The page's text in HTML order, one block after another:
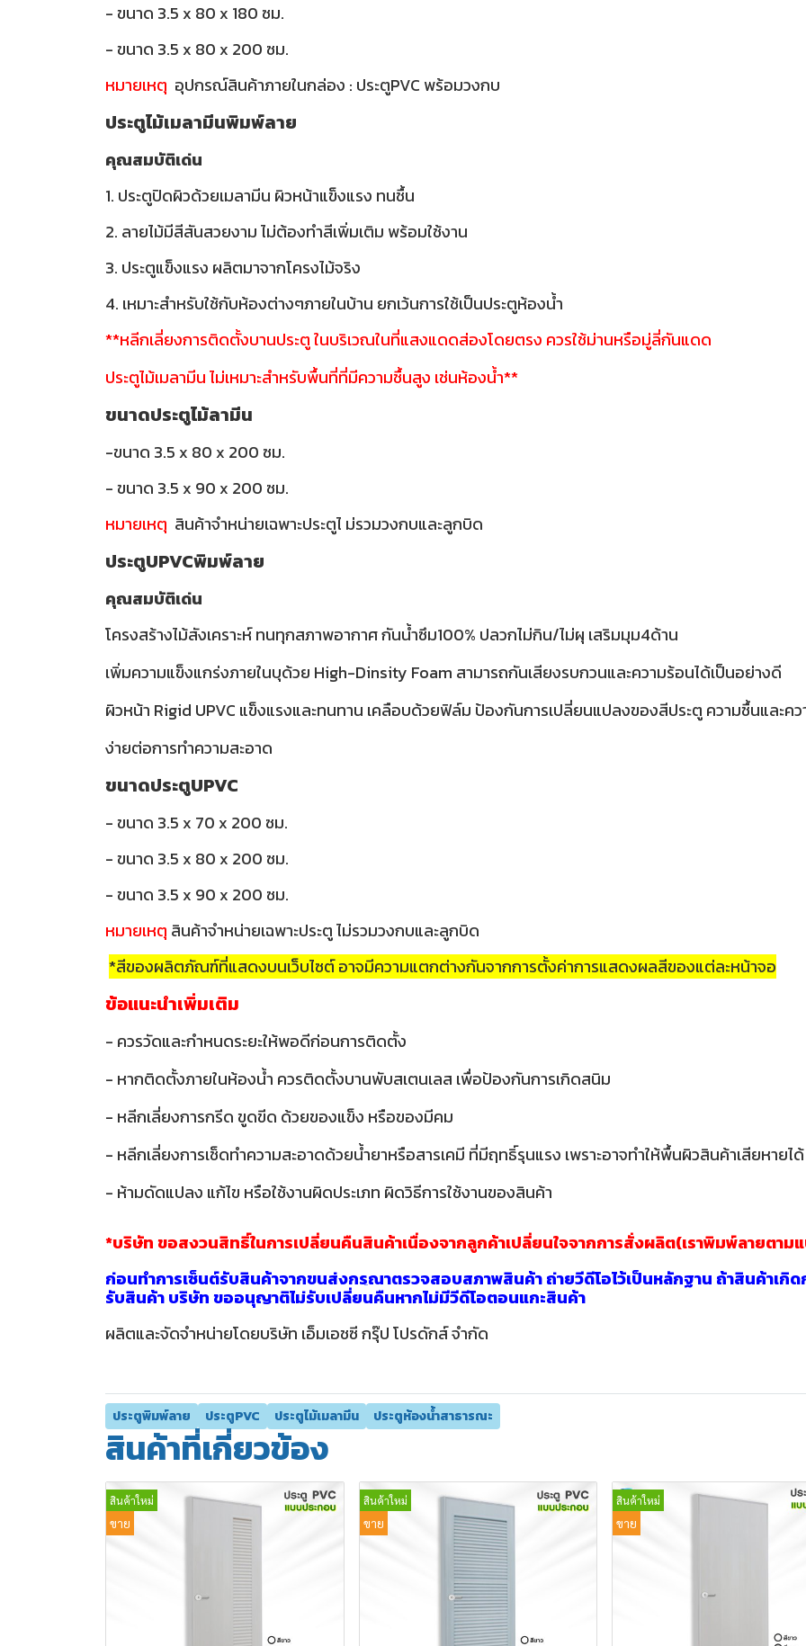
- ขนาด 3.5 x 80 x 180 ซม.
- ขนาด 3.5 x 80 x 200 ซม.
หมายเหตุ อุปกรณ์สินค้าภายในกล่อง : ประตูPVC พร้อมวงกบ
ประตูไม้เมลามีนพิมพ์ลาย
คุณสมบัติเด่น
1. ประตูปิดผิวด้วยเมลามีน ผิวหน้าแข็งแรง ทนชื้น
2. ลายไม้มีสีสันสวยงาม ไม่ต้องทำสีเพิ่มเติม พร้อมใช้งาน
3. ประตูแข็งแรง ผลิตมาจากโครงไม้จริง
4. เหมาะสำหรับใช้กับห้องต่างๆภายในบ้าน ยกเว้นการใช้เป็นประตูห้องน้ำ
**หลีกเลี่ยงการติดตั้งบานประตู ในบริเวณในที่แสงแดดส่องโดยตรง ควรใช้ม่านหรือมู่ลี่กันแดด
ประตูไม้เมลามีน ไม่เหมาะสำหรับพื้นที่ที่มีความชื้นสูง เช่นห้องน้ำ**
ขนาดประตูไม้ลามีน
-ขนาด 3.5 x 80 x 200 ซม.
- ขนาด 3.5 x 90 x 200 ซม.
หมายเหตุ สินค้าจำหน่ายเฉพาะประตูไ ม่รวมวงกบและลูกบิด
ประตูUPVCพิมพ์ลาย
คุณสมบัติเด่น
โครงสร้างไม้สังเคราะห์ ทนทุกสภาพอากาศ กันน้ำซึม100% ปลวกไม่กิน/ไม่ผุ เสริมมุม4ด้าน
เพิ่มความแข็งแกร่งภายในบุด้วย High-Dinsity Foam สามารถกันเสียงรบกวนและความร้อนได้เป็นอย่างดี
ผิวหน้า Rigid UPVC แข็งแรงและทนทาน เคลือบด้วยฟิล์ม ป้องกันการเปลี่ยนแปลงของสีประตู ความชื้นและค
ง่ายต่อการทำความสะอาด
ขนาดประตูUPVC
- ขนาด 3.5 x 70 x 200 ซม.
- ขนาด 3.5 x 80 x 200 ซม.
- ขนาด 3.5 x 90 x 200 ซม.
หมายเหตุ สินค้าจำหน่ายเฉพาะประตู ไม่รวมวงกบและลูกบิด
*สีของผลิตภัณฑ์ที่แสดงบนเว็บไซต์ อาจมีความแตกต่างกันจากการตั้งค่าการแสดงผลสีของแต่ละหน้าจอ
ข้อแนะนำเพิ่มเติม
- ควรวัดและกำหนดระยะให้พอดีก่อนการติดตั้ง
- หากติดตั้งภายในห้องน้ำ ควรติดตั้งบานพับสเตนเลส เพื่อป้องกันการเกิดสนิม
- หลีกเลี่ยงการกรีด ขูดขีด ด้วยของแข็ง หรือของมีคม
- หลีกเลี่ยงการเช็ดทำความสะอาดด้วยน้ำยาหรือสารเคมี ที่มีฤทธิ์รุนแรง เพราะอาจทำให้พื้นผิวสินค้าเสียหายได้
- ห้ามดัดแปลง แก้ไข หรือใช้งานผิดประเภท ผิดวิธีการใช้งานของสินค้า
*บริษัท ขอสงวนสิทธิ์ในการเปลี่ยนคืนสินค้าเนื่องจากลูกค้าเปลี่ยนใจจากการสั่งผลิต(เราพิมพ์ลายตาม
ก่อนทำการเซ็นต์รับสินค้าจากขนส่งกรุณาตรวจสอบสภาพสินค้า ถ่ายวีดีโอไว้เป็นหลักฐาน ถ้าสินค้าเกิ
รับสินค้า บริษัท ขออนุญาติไม่รับเปลี่ยนคืนหากไม่มีวีดีโอตอนแกะสินค้า
ผลิตและจัดจำหน่ายโดยบริษัท เอ็มเอชซี กรุ๊ป โปรดักส์ จำกัด
ประตูพิมพ์ลาย ประตูPVC ประตูไม้เมลามีน ประตูห้องน้ำสาธารณะ
สินค้าที่เกี่ยวข้อง
สินค้าใหม่
ขาย
สินค้าใหม่
ขาย
สินค้าใหม่
ขาย